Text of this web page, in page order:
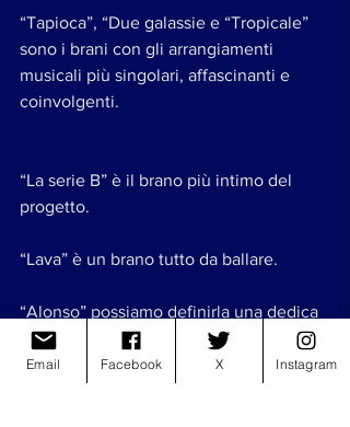
“Tapioca”, “Due galassie e “Tropicale”
sono i brani con gli arrangiamenti
musicali più singolari, affascinanti e
coinvolgenti.
“La serie B” è il brano più intimo del
progetto.
“Lava” è un brano tutto da ballare.
“Alonso” possiamo definirla una dedica
d’amore moderna.
Email Facebook X Instagram